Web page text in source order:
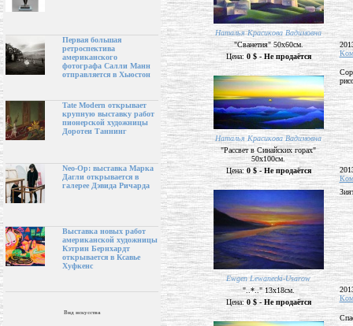
Первая большая
ретроспектива
американского
фотографа Салли Манн
отправляется в Хьюстон
Tate Modern открывает
крупную выставку работ
пионерской художницы
Доротеи Таннинг
Neo-Op: выставка Марка
Дагли открывается в
галерее Дэвида Ричарда
Выставка новых работ
американской художницы
Кэтрин Бернхардт
открывается в Ксавье
Хуфкенс
Вид искусства
Наталья Красикова Вадимовна
"Сванетия" 50х60см.
Цена: 0 $ - Не продаётся
Наталья Красикова Вадимовна
"Рассвет в Синайских горах"
50х100см.
Цена:0 $ - Не продаётся
Ewgen Lewanecki-Usarow
"..*.." 13х18см.
Цена:0 $ - Не продаётся